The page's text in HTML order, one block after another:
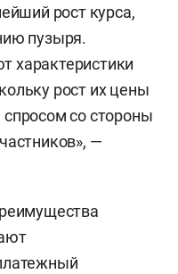
рост курса,
пузыря.
характеристики
рост их цены
со стороны
—